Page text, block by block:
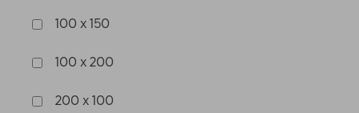
100 x 150
100 x 200
200 x 100